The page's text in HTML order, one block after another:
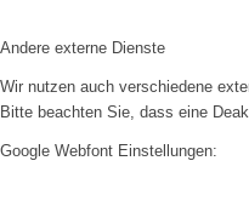
Andere externe Dienste
Wir nutzen auch verschiedene
Bitte beachten Sie, dass eine
Google Webfont Einstellungen: